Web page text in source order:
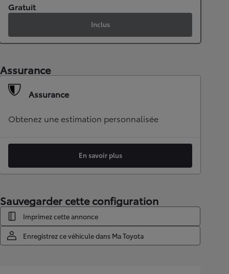
Gratuit
Inclus
Assurance
Assurance
Obtenez une estimation personnalisée
En savoir plus
Sauvegarder cette configuration
Imprimez cette annonce
Enregistrez ce véhicule dans Ma Toyota